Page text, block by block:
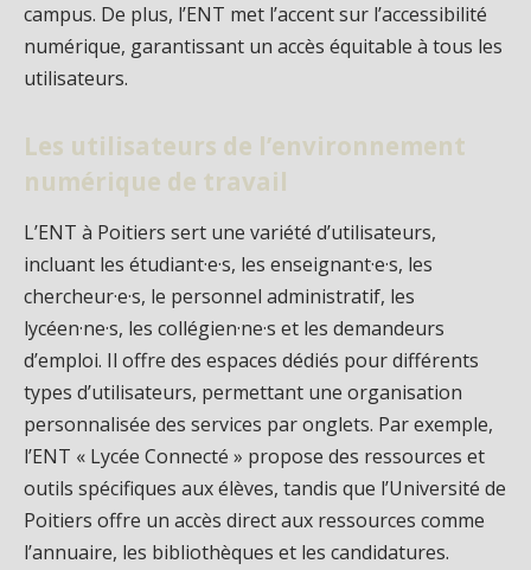
campus. De plus, l’ENT met l’accent sur l’accessibilité
numérique, garantissant un accès équitable à tous les
utilisateurs.
Les utilisateurs de l’environnement
numérique de travail
L’ENT à Poitiers sert une variété d’utilisateurs,
incluant les étudiant·e·s, les enseignant·e·s, les
chercheur·e·s, le personnel administratif, les
lycéen·ne·s, les collégien·ne·s et les demandeurs
d’emploi. Il offre des espaces dédiés pour différents
types d’utilisateurs, permettant une organisation
personnalisée des services par onglets. Par exemple,
l’ENT « Lycée Connecté » propose des ressources et
outils spécifiques aux élèves, tandis que l’Université de
Poitiers offre un accès direct aux ressources comme
l’annuaire, les bibliothèques et les candidatures.